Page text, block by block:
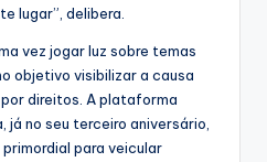
lugar”, delibera.
vez jogar luz sobre temas
objetivo visibilizar a causa
direitos. A plataforma
já no seu terceiro aniversário,
para veicular